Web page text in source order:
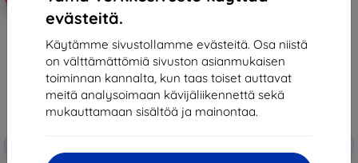
evästeitä.
Käytämme sivustollamme evästeitä. Osa niistä
on välttämättömiä sivuston asianmukaisen
toiminnan kannalta, kun taas toiset auttavat
meitä analysoimaan kävijäliikennettä sekä
mukauttamaan sisältöä ja mainontaa.
kupongilla
kupongilla